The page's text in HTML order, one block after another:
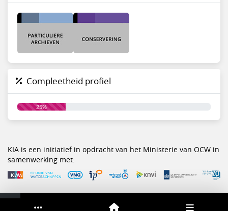
Compleetheid profiel
25%
KIA is een initiatief in opdracht van het Ministerie van OCW in
samenwerking met: